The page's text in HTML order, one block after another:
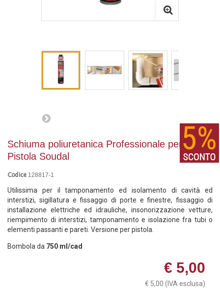
Schiuma poliuretanica Professionale per
Pistola Soudal
Codice 128817-1
Utilissima per il tamponamento ed isolamento di cavità ed
interstizi, sigillatura e fissaggio di porte e finestre, fissaggio di
installazione elettriche ed idrauliche, insonorizzazione vetture,
riempimento di interstizi, tamponamento e isolazione fra tubi o
elementi passanti e pareti. Versione per pistola.
Bombola da 750 ml/cad
€ 5,00
€ 5,00 (IVA esclusa)